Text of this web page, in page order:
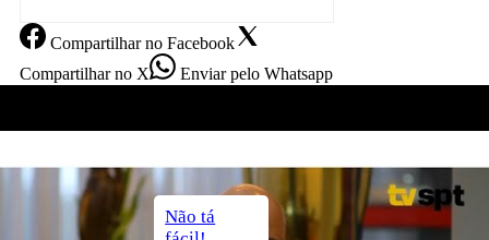
Compartilharno Facebook
Compartilharno X Enviarpelo Whatsapp
Não tá